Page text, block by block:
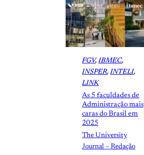
FGV, IBMEC
INSPER, INTELI
LINK
As 5 faculdades de
Administração mais
caras do Brasil em
2025
The University
Journal – Redação